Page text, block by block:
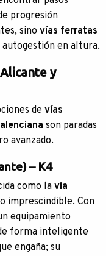
progresión
sino vías ferratas
autogestión en altura.
y
de vías
son paradas
avanzado.
– K4
como la vía
imprescindible. Con
equipamiento
forma inteligente
engaña; su